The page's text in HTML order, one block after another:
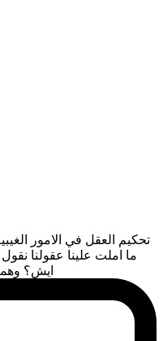
تحكيم العقل في الامور
ما املت علينا عقولنا
ايش؟